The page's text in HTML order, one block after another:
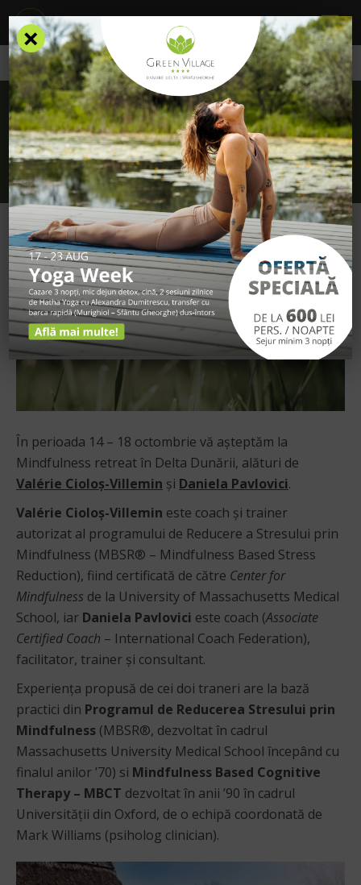
/ Blog / Mindfulness at its best
Mindfulness at its best
În perioada 14 – 18 octombrie vă așteptăm la
Mindfulness retreat în Delta Dunării, alături de
Valérie Cioloș-Villemin și Daniela Pavlovici.
Valérie Cioloș-Villemin este coach și trainer
autorizat al programului de Reducere a Stresului prin
Mindfulness (MBSR® – Mindfulness Based Stress
Reduction), fiind certificată de către Center for
Mindfulness de la University of Massachusetts Medical
School, iar Daniela Pavlovici este coach (Associate
Certified Coach – International Coach Federation),
facilitator, trainer și consultant.
Experiența propusă de cei doi traneri are la bază
practici din Programul de Reducerea Stresului prin
Mindfulness (MBSR®, dezvoltat în cadrul
Massachusetts University Medical School începând cu
finalul anilor ’70) si Mindfulness Based Cognitive
Therapy – MBCT dezvoltat în anii ’90 în cadrul
Universității din Oxford, de o echipă coordonată de
Mark Williams (psiholog clinician).
×